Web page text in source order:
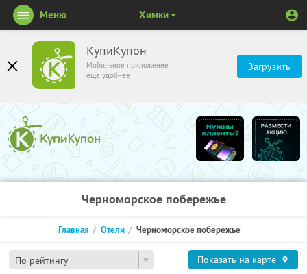
КупиКупон
Мобильное приложение
ещё удобнее
Загрузить
Меню Химки
Черноморское побережье
По рейтингу
Главная Отели Черноморское побережье
Показать на карте